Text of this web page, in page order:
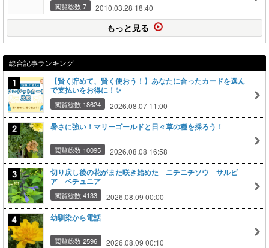
閲覧総数 7 2010.03.28 18:40
もっと見る
総合記事ランキング
【賢く貯めて、賢く使おう！】あなたに合ったカードを選ん
で支払いをお得に！✨
閲覧総数 18624 2026.08.07 11:00
暑さに強い！マリーゴールドと日々草の種を採ろう！
閲覧総数 10095 2026.08.08 16:58
切り戻し後の花がまた咲き始めた ニチニチソウ サルビ
ア ペチュニア
閲覧総数 4133 2026.08.09 00:00
幼馴染から電話
閲覧総数 2596 2026.08.09 00:10